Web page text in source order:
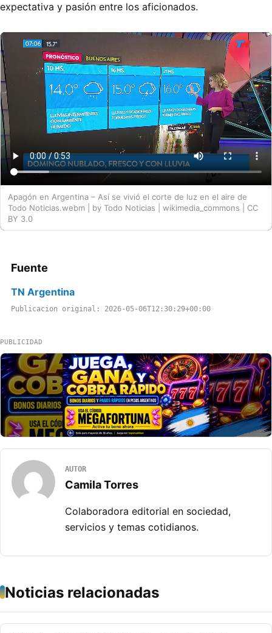
expectativa y pasión entre los aficionados.
Apagón en Argentina – Así se vivió el corte de luz en el aire de
Todo Noticias.webm | by Todo Noticias | wikimedia_commons | CC
BY 3.0
Fuente
TN Argentina
Publicacion original: 2026-05-06T12:30:29+00:00
PUBLICIDAD
AUTOR
Camila Torres
Colaboradora editorial en sociedad,
servicios y temas cotidianos.
Noticias relacionadas